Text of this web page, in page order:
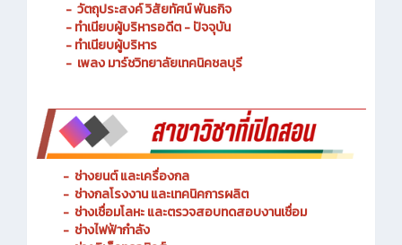
- ประวัติความเป็นมา
- วัตถุประสงค์ วิสัยทัศน์ พันธกิจ
- ทำเนียบผู้บริหารอดีต - ปัจจุบัน
- ทำเนียบผู้บริหาร
- ช่างยนต์ และเครื่องกล
- ช่างกลโรงงาน และเทคนิคการผลิต
- ช่างเชื่อมโลหะ และตรวจสอบทดสอบงานเชื่อม